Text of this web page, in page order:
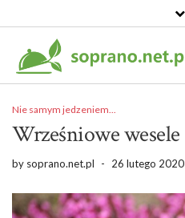
Nie samym jedzeniem...
Wrześniowe wesele
by soprano.net.pl - 26 lutego 2020